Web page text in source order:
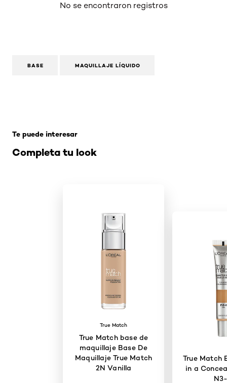
No se encontraron registros
BASE MAQUILLAJE LÍQUIDO
Completa tu look
Te puede interesar
True Match
True Match base de
maquillaje Base De
Maquillaje True Match
2N Vanilla
True Match
in a Concealer LIGHT